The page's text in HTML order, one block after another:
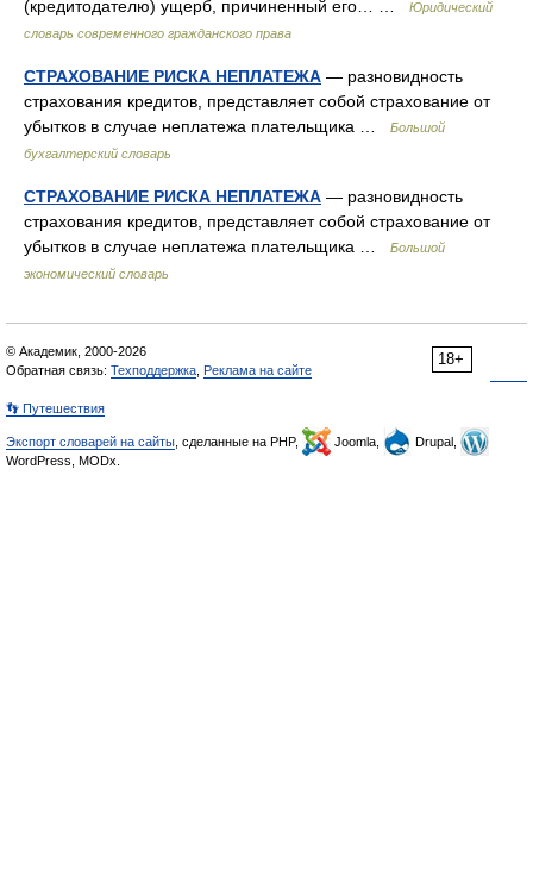
(кредитодателю) ущерб, причиненный его… …
Юридический
словарь современного гражданского права
СТРАХОВАНИЕ РИСКА НЕПЛАТЕЖА — разновидность
страхования кредитов, представляет собой страхование от
убытков в случае неплатежа плательщика …
Большой
бухгалтерский словарь
СТРАХОВАНИЕ РИСКА НЕПЛАТЕЖА — разновидность
страхования кредитов, представляет собой страхование от
убытков в случае неплатежа плательщика …
Большой
экономический словарь
18+
© Академик, 2000-2026
Обратная связь: Техподдержка Реклама на сайте
👣 Путешествия
Экспорт словарей на сайты , сделанные на PHP, Joomla,
Drupal,
WordPress, MODx.